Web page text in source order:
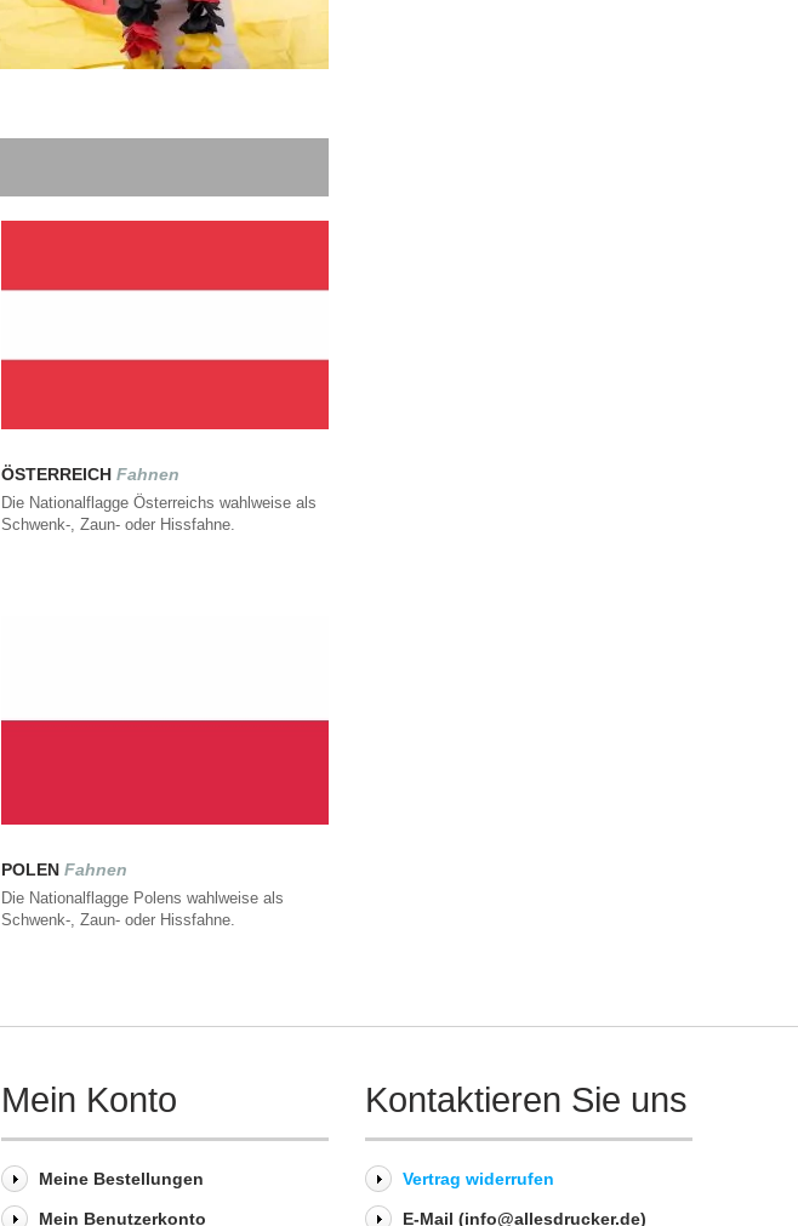
ÖSTERREICH Fahnen
Die Nationalflagge Österreichs wahlweise als
Schwenk-, Zaun- oder Hissfahne.
POLEN Fahnen
Die Nationalflagge Polens wahlweise als
Schwenk-, Zaun- oder Hissfahne.
Mein Konto
Meine Bestellungen
Mein Benutzerkonto
Kontaktieren Sie uns
Vertrag widerrufen
E-Mail (info@allesdrucker.de)